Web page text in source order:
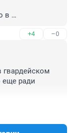
в
жирного
+4 –0
гвардейском
еще ради